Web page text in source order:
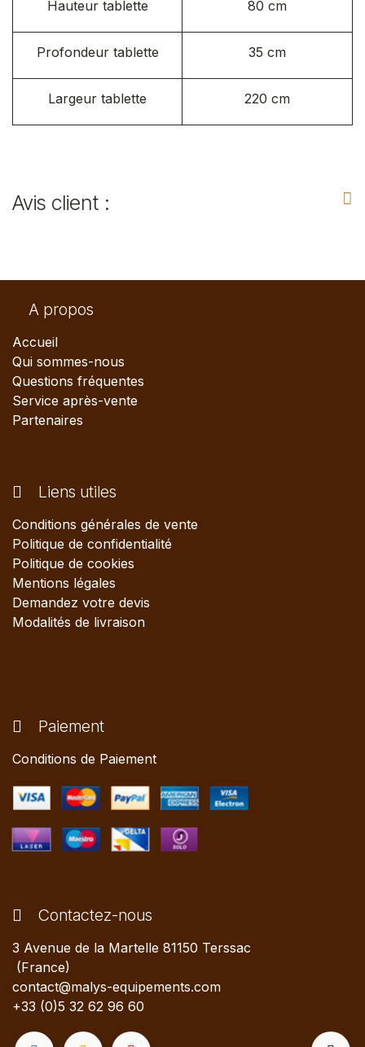
Hauteur tablette 80 cm
Profondeur tablette 35 cm
Largeur tablette 220 cm
Avis client :
A propos
Accueil
Qui sommes-nous
Questions fréquentes
Service après-vente
Partenaires
Liens utiles
Conditions générales de vente
Politique de confidentialité
Politique de cookies
Mentions légales
Demandez votre devis
Modalités de livraison
Paiement
Conditions de Paiement
Contactez-nous
3 Avenue de la Martelle 81150 Terssac
(France)
contact@malys-equipements.com
+33 (0)5 32 62 96 60